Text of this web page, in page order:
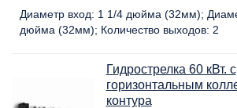
Диаметр вход: 1 1/4 дюйма (32мм)
дюйма (32мм)
Количество выходов: 2
Гидрострелка 60 кВт. с
горизонтальным
контура